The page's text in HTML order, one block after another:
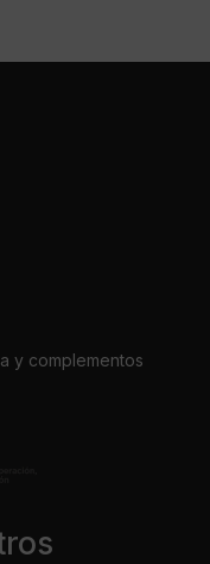
y complementos